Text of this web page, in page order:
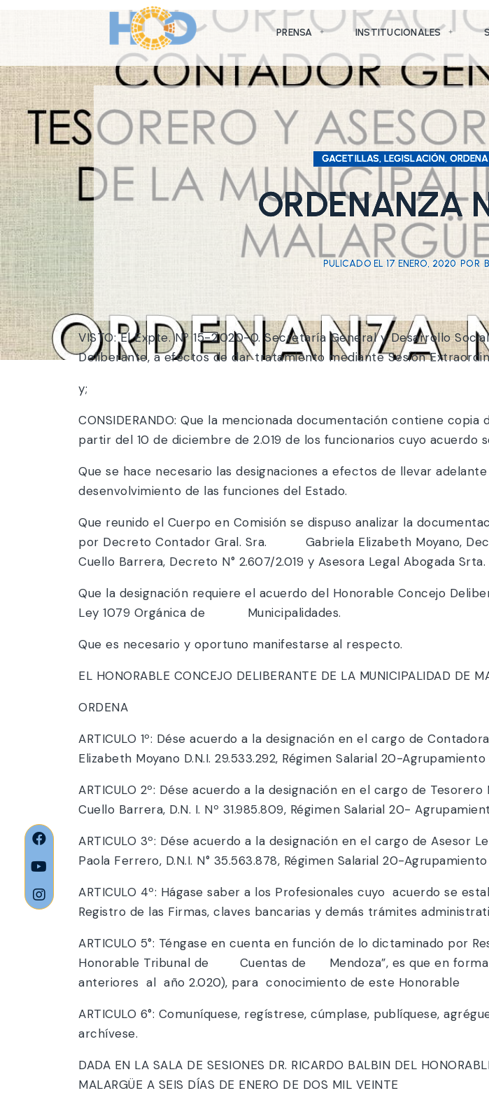
PRENSA INSTITUCIONALES
GACETILLAS, LEGISLACIÓN,
ORDENANZA
PULICADO EL 17 ENERO, 2020 POR
VISTO: El Expte. Nº 15-2.020-0. Secretaría General y Desarrollo
Deliberante, a efectos de dar tratamiento mediante Sesión
y;
CONSIDERANDO: Que la mencionada documentación contiene
partir del 10 de diciembre de 2.019 de los funcionarios cuyo acuerdo
Que se hace necesario las designaciones a efectos de llevar
desenvolvimiento de las funciones del Estado.
Que reunido el Cuerpo en Comisión se dispuso analizar la
por Decreto Contador Gral. Sra. Gabriela Elizabeth Moyano,
Cuello Barrera, Decreto N° 2.607/2.019 y Asesora Legal
Que la designación requiere el acuerdo del Honorable Concejo
Ley 1079 Orgánica de Municipalidades.
Que es necesario y oportuno manifestarse al respecto.
EL HONORABLE CONCEJO DELIBERANTE DE LA MUNICIPALIDAD DE
ORDENA
ARTICULO 1º: Dése acuerdo a la designación en el cargo de
Elizabeth Moyano D.N.I. 29.533.292, Régimen Salarial 20-
ARTICULO 2º: Dése acuerdo a la designación en el cargo de
Cuello Barrera, D.N. I. Nº 31.985.809, Régimen Salarial 20-
ARTICULO 3º: Dése acuerdo a la designación en el cargo de
Paola Ferrero, D.N.I. N° 35.563.878, Régimen Salarial 20-
ARTICULO 4º: Hágase saber a los Profesionales cuyo acuerdo se
Registro de las Firmas, claves bancarias y demás trámites
ARTICULO 5°: Téngase en cuenta en función de lo dictaminado
Honorable Tribunal de Cuentas de Mendoza”, es que en
anteriores al año 2.020), para conocimiento de este
ARTICULO 6°: Comuníquese, regístrese, cúmplase, publíquese,
archívese.
DADA EN LA SALA DE SESIONES DR. RICARDO BALBIN DEL
MALARGÜE A SEIS DÍAS DE ENERO DE DOS MIL VEINTE